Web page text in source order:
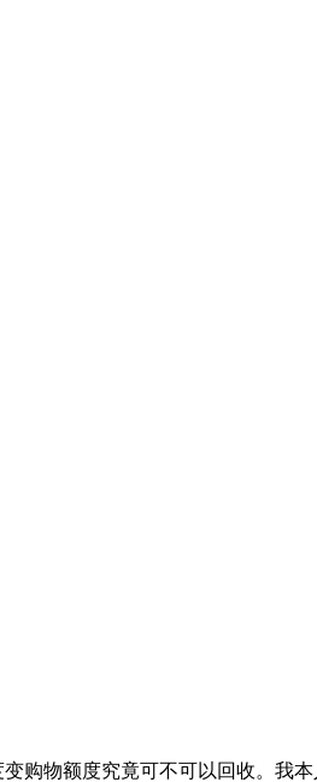
购物额度究竟可不可以回收。我